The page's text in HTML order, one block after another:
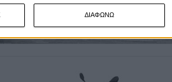
ΔΙΑΦΩΝΩ